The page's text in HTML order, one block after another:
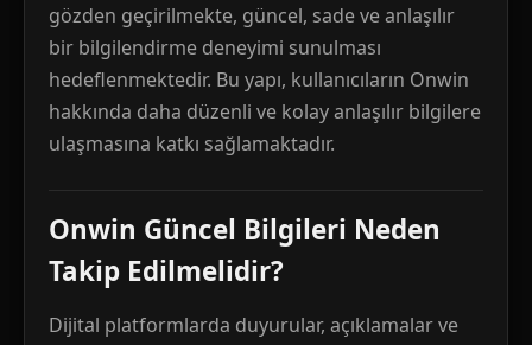
gözden geçirilmekte, güncel, sade ve anlaşılır
bir bilgilendirme deneyimi sunulması
hedeflenmektedir. Bu yapı, kullanıcıların Onwin
hakkında daha düzenli ve kolay anlaşılır bilgilere
ulaşmasına katkı sağlamaktadır.
Onwin Güncel Bilgileri Neden
Takip Edilmelidir?
Dijital platformlarda duyurular, açıklamalar ve